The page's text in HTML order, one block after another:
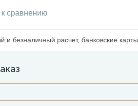
сравнению
и безналичный расчет, банковские карты